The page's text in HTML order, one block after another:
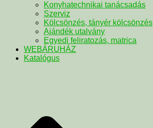
Konyhatechnikai tanácsadás
Szerviz
Kölcsönzés, tányér kölcsönzés
Ajándék utalvány
Egyedi feliratozás, matrica
WEBÁRUHÁZ
Katalógus